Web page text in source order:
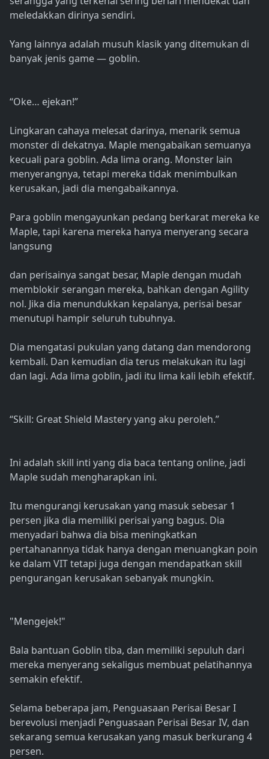
meledakkan dirinya sendiri.
Yang lainnya adalah musuh klasik yang ditemukan di
banyak jenis game — goblin.
“Oke… ejekan!”
Lingkaran cahaya melesat darinya, menarik semua
monster di dekatnya. Maple mengabaikan semuanya
kecuali para goblin. Ada lima orang. Monster lain
menyerangnya, tetapi mereka tidak menimbulkan
kerusakan, jadi dia mengabaikannya.
Para goblin mengayunkan pedang berkarat mereka ke
Maple, tapi karena mereka hanya menyerang secara
langsung
dan perisainya sangat besar, Maple dengan mudah
memblokir serangan mereka, bahkan dengan Agility
nol. Jika dia menundukkan kepalanya, perisai besar
menutupi hampir seluruh tubuhnya.
Dia mengatasi pukulan yang datang dan mendorong
kembali. Dan kemudian dia terus melakukan itu lagi
dan lagi. Ada lima goblin, jadi itu lima kali lebih efektif.
“Skill: Great Shield Mastery yang aku peroleh.”
Ini adalah skill inti yang dia baca tentang online, jadi
Maple sudah mengharapkan ini.
Itu mengurangi kerusakan yang masuk sebesar 1
persen jika dia memiliki perisai yang bagus. Dia
menyadari bahwa dia bisa meningkatkan
pertahanannya tidak hanya dengan menuangkan poin
ke dalam VIT tetapi juga dengan mendapatkan skill
pengurangan kerusakan sebanyak mungkin.
"Mengejek!"
Bala bantuan Goblin tiba, dan memiliki sepuluh dari
mereka menyerang sekaligus membuat pelatihannya
semakin efektif.
Selama beberapa jam, Penguasaan Perisai Besar I
berevolusi menjadi Penguasaan Perisai Besar IV, dan
sekarang semua kerusakan yang masuk berkurang 4
persen.